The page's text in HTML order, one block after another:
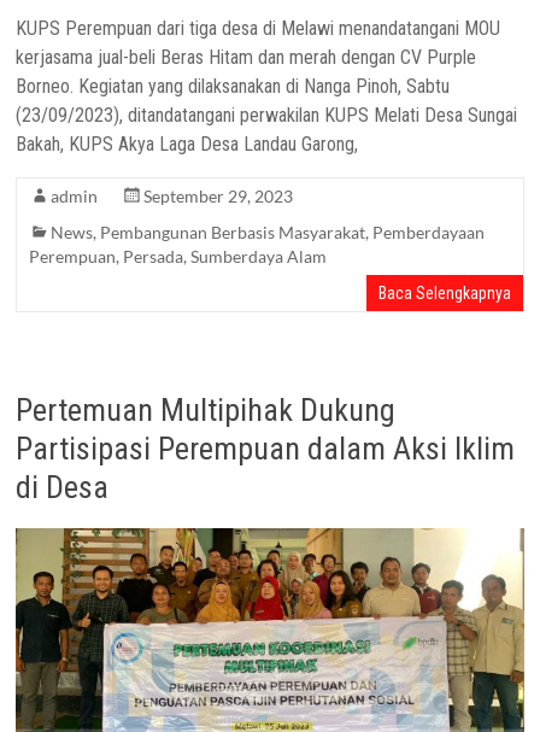
KUPS Perempuan dari tiga desa di Melawi menandatangani MOU
kerjasama jual-beli Beras Hitam dan merah dengan CV Purple
Borneo. Kegiatan yang dilaksanakan di Nanga Pinoh, Sabtu
(23/09/2023), ditandatangani perwakilan KUPS Melati Desa Sungai
Bakah, KUPS Akya Laga Desa Landau Garong,
admin
September 29, 2023
News, Pembangunan Berbasis Masyarakat, Pemberdayaan
Perempuan, Persada,Sumberdaya Alam
Baca Selengkapnya
Pertemuan Multipihak Dukung
Partisipasi Perempuan dalam Aksi Iklim
di Desa